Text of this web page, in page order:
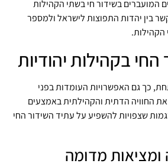
המועברים בשידור חי בשתי הקהילות
בין יהדות התפוצות לישראל ולמספר
הקהילות.
בקהילות יהודיות
כך גם האפשרויות העומדות בפני
את החוויה הדתית והקהילתית באמצעים
שצפויות להשפיע על עתיד השידור החי
ומציאות מדומה